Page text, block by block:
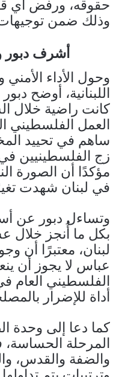
حقوقه، ورفض أي
وذلك ضمن توجيهات
أشرف دبور
وحول الأداء
اللبنانية، أوضح
كانت راضية خلال
العمل الفلسطيني
ساهم في تحييد
زج الفلسطينيين
مؤكدًا أن الصورة
في لبنان شهدت
وتساءل دبور عن
بكل ما أُنجز خلال
لبنان، معتبرًا أن
عباس لا يجوز أن
الفلسطيني العام
أداة للإضرار
كما دعا إلى وحدة
المرحلة
والضفة والقدس،